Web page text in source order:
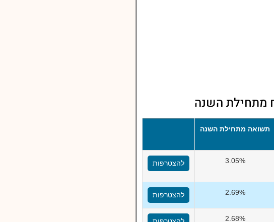
מתחילת השנה
תשואה מתחילת השנה
3.05% להצטרפות
2.69% להצטרפות
2.68%